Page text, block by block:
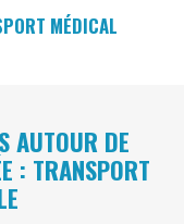
MÉDICAL
AUTOUR DE
: TRANSPORT